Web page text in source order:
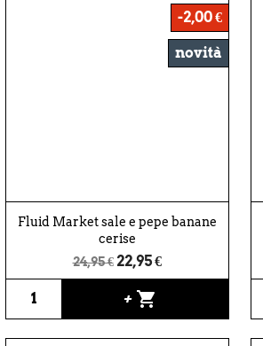
Fluid Market sale e pepe banane
cerise
24,95 € 22,95 €
+ shopping_cart
-2,00 €
novità